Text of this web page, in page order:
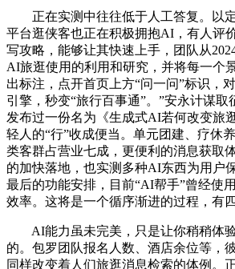
正在实测中往往低于人工答复。以
平台逛侠客也正在积极拥抱AI，有人评
写攻略，能够让其快速上手，团队从
AI旅逛使用的利用和研究，并将每一个
出标注，点开首页上方“问一问”标识，
引擎，秒变“旅行百事通”。”安永计谋取
发布过一份名为《生成式AI若何改变旅
轻人的“行”收成便当。单元团建、疗休
类客群占营业七成，更便利的消息获取
的加快落地，也实测多种AI东西为用户
最后的功能安排，目前“AI帮手”曾经使
效率。这将是一个循序渐进的过程，有
AI能力虽未完美，只是让你稍稍体
的。包罗团队报名人数、酒店余位等，
同样改变着人们旅逛消息检索的体例。